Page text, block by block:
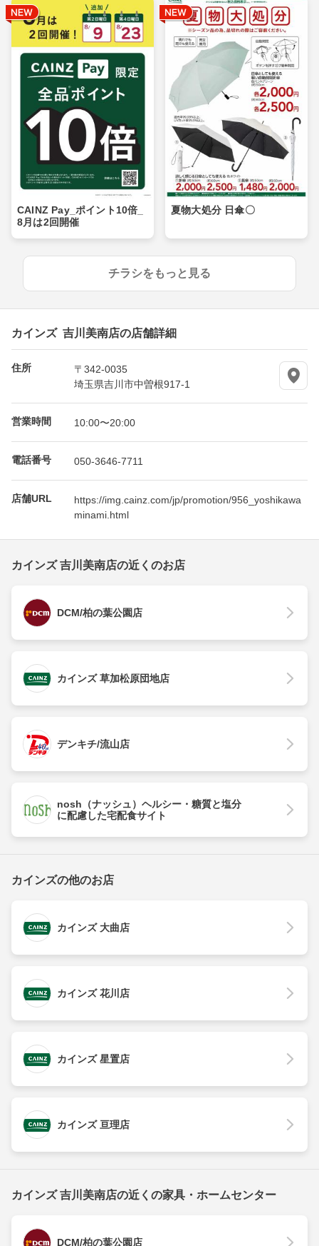
CAINZ Pay_ポイント10倍_
8月は2回開催
夏物大処分 日傘〇
チラシをもっと見る
カインズ 吉川美南店の店舗詳細
住所
〒342-0035
埼玉県吉川市中曽根917-1
営業時間 10:00〜20:00
電話番号 050-3646-7711
店舗URL
https://img.cainz.com/jp/promotion/956_yoshikawa
minami.html
カインズ 吉川美南店の近くのお店
DCM/柏の葉公園店
カインズ 草加松原団地店
デンキチ/流山店
nosh（ナッシュ）ヘルシー・糖質と塩分
に配慮した宅配食サイト
カインズの他のお店
カインズ 大曲店
カインズ 花川店
カインズ 星置店
カインズ 亘理店
カインズ 吉川美南店の近くの家具・ホームセンター
DCM/柏の葉公園店